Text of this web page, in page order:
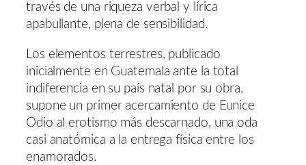
través de una riqueza verbal y lírica
apabullante, plena de sensibilidad.
Los elementos terrestres, publicado
inicialmente en Guatemala ante la total
indiferencia en su país natal por su obra,
supone un primer acercamiento de Eunice
Odio al erotismo más descarnado, una oda
casi anatómica a la entrega física entre los
enamorados.